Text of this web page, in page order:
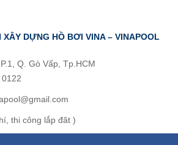
DỰNG HỒ BƠI VINA – VINAPOOL
Q. Gò Vấp, Tp.HCM
thi công lắp đăt )